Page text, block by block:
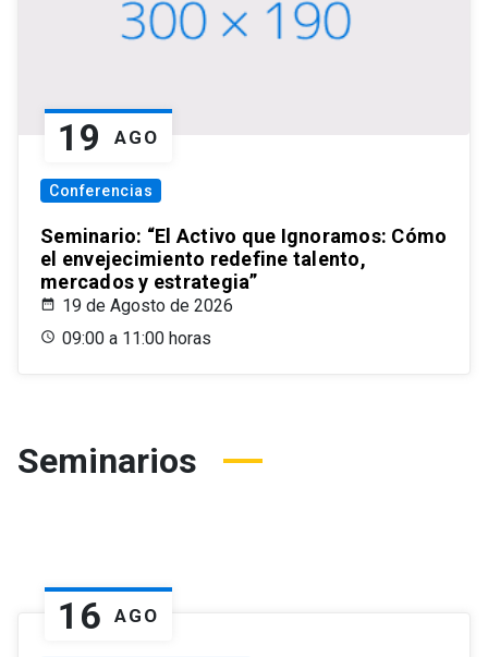
19 AGO
Conferencias
Seminario: “El Activo que Ignoramos: Cómo
el envejecimiento redefine talento,
mercados y estrategia”
19 de Agosto de 2026
09:00 a 11:00 horas
Seminarios
16 AGO